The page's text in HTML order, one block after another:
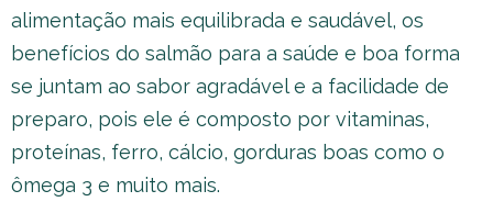
alimentação mais equilibrada e saudável, os
benefícios do salmão para a saúde e boa forma
se juntam ao sabor agradável e a facilidade de
preparo, pois ele é composto por vitaminas,
proteínas, ferro, cálcio, gorduras boas como o
ômega 3 e muito mais.